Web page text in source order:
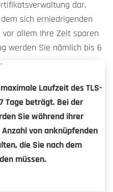
dar.
sich erniedrigenden
allem Ihre Zeit sparen
werden Sie nämlich bis 6
Laufzeit des TLS-
Tage beträgt. Bei der
Sie während ihrer
von anknüpfenden
die Sie nach dem
müssen.